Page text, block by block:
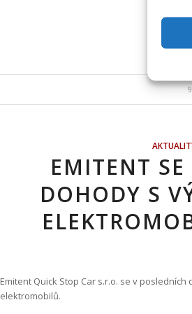
/
EMITENT
DOHODY S
Emitent Quick Stop Car s.r.o. se v
elektromobilů.